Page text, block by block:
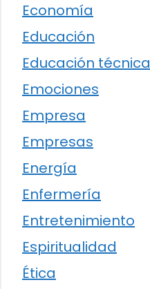
Economía
Educación
Educación técnica
Emociones
Empresa
Empresas
Energía
Enfermería
Entretenimiento
Espiritualidad
Ética